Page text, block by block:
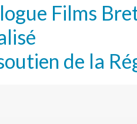
Films
de la